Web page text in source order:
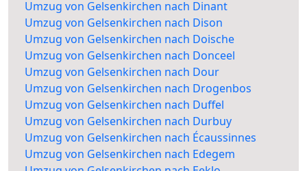
Umzug von Gelsenkirchen nach Dinant
Umzug von Gelsenkirchen nach Dison
Umzug von Gelsenkirchen nach Doische
Umzug von Gelsenkirchen nach Donceel
Umzug von Gelsenkirchen nach Dour
Umzug von Gelsenkirchen nach Drogenbos
Umzug von Gelsenkirchen nach Duffel
Umzug von Gelsenkirchen nach Durbuy
Umzug von Gelsenkirchen nach Écaussinnes
Umzug von Gelsenkirchen nach Edegem